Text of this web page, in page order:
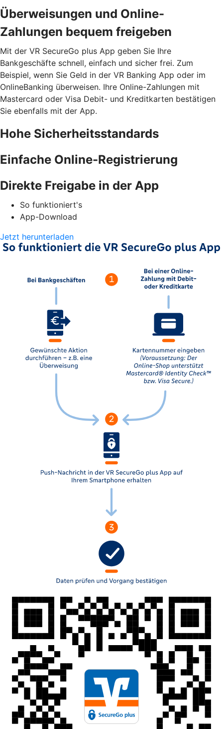
Überweisungen und Online-
Zahlungen bequem freigeben
Mit der VR SecureGo plus App geben Sie Ihre
Bankgeschäfte schnell, einfach und sicher frei. Zum
Beispiel, wenn Sie Geld in der VR Banking App oder im
OnlineBanking überweisen. Ihre Online-Zahlungen mit
Mastercard oder Visa Debit- und Kreditkarten bestätigen
Sie ebenfalls mit der App.
Hohe Sicherheitsstandards
Einfache Online-Registrierung
Direkte Freigabe in der App
So funktioniert's
App-Download
Jetzt herunterladen